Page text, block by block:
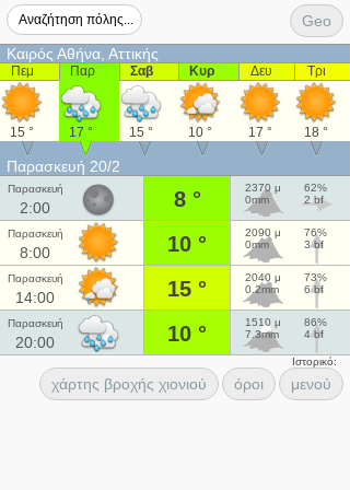
Geo
Καιρός Αθήνα, Αττικής
Πεμ
15 °
Παρ
17 °
Σαβ
15 °
Κυρ
10 °
Δευ
17 °
Τρι
18 °
Παρασκευή 20/2
Παρασκευή
2:00 8 °
2370 μ
0mm
62%
2 bf
Παρασκευή
8:00 10 °
2090 μ
0mm
76%
3 bf
Παρασκευή
14:00 15 °
2040 μ
0.2mm
73%
6 bf
Παρασκευή
20:00 10 °
1510 μ
7.3mm
86%
4 bf
Ιστορικό:
χάρτης βροχής χιονιού όροι μενού